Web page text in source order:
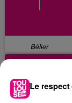
Bélier
Le